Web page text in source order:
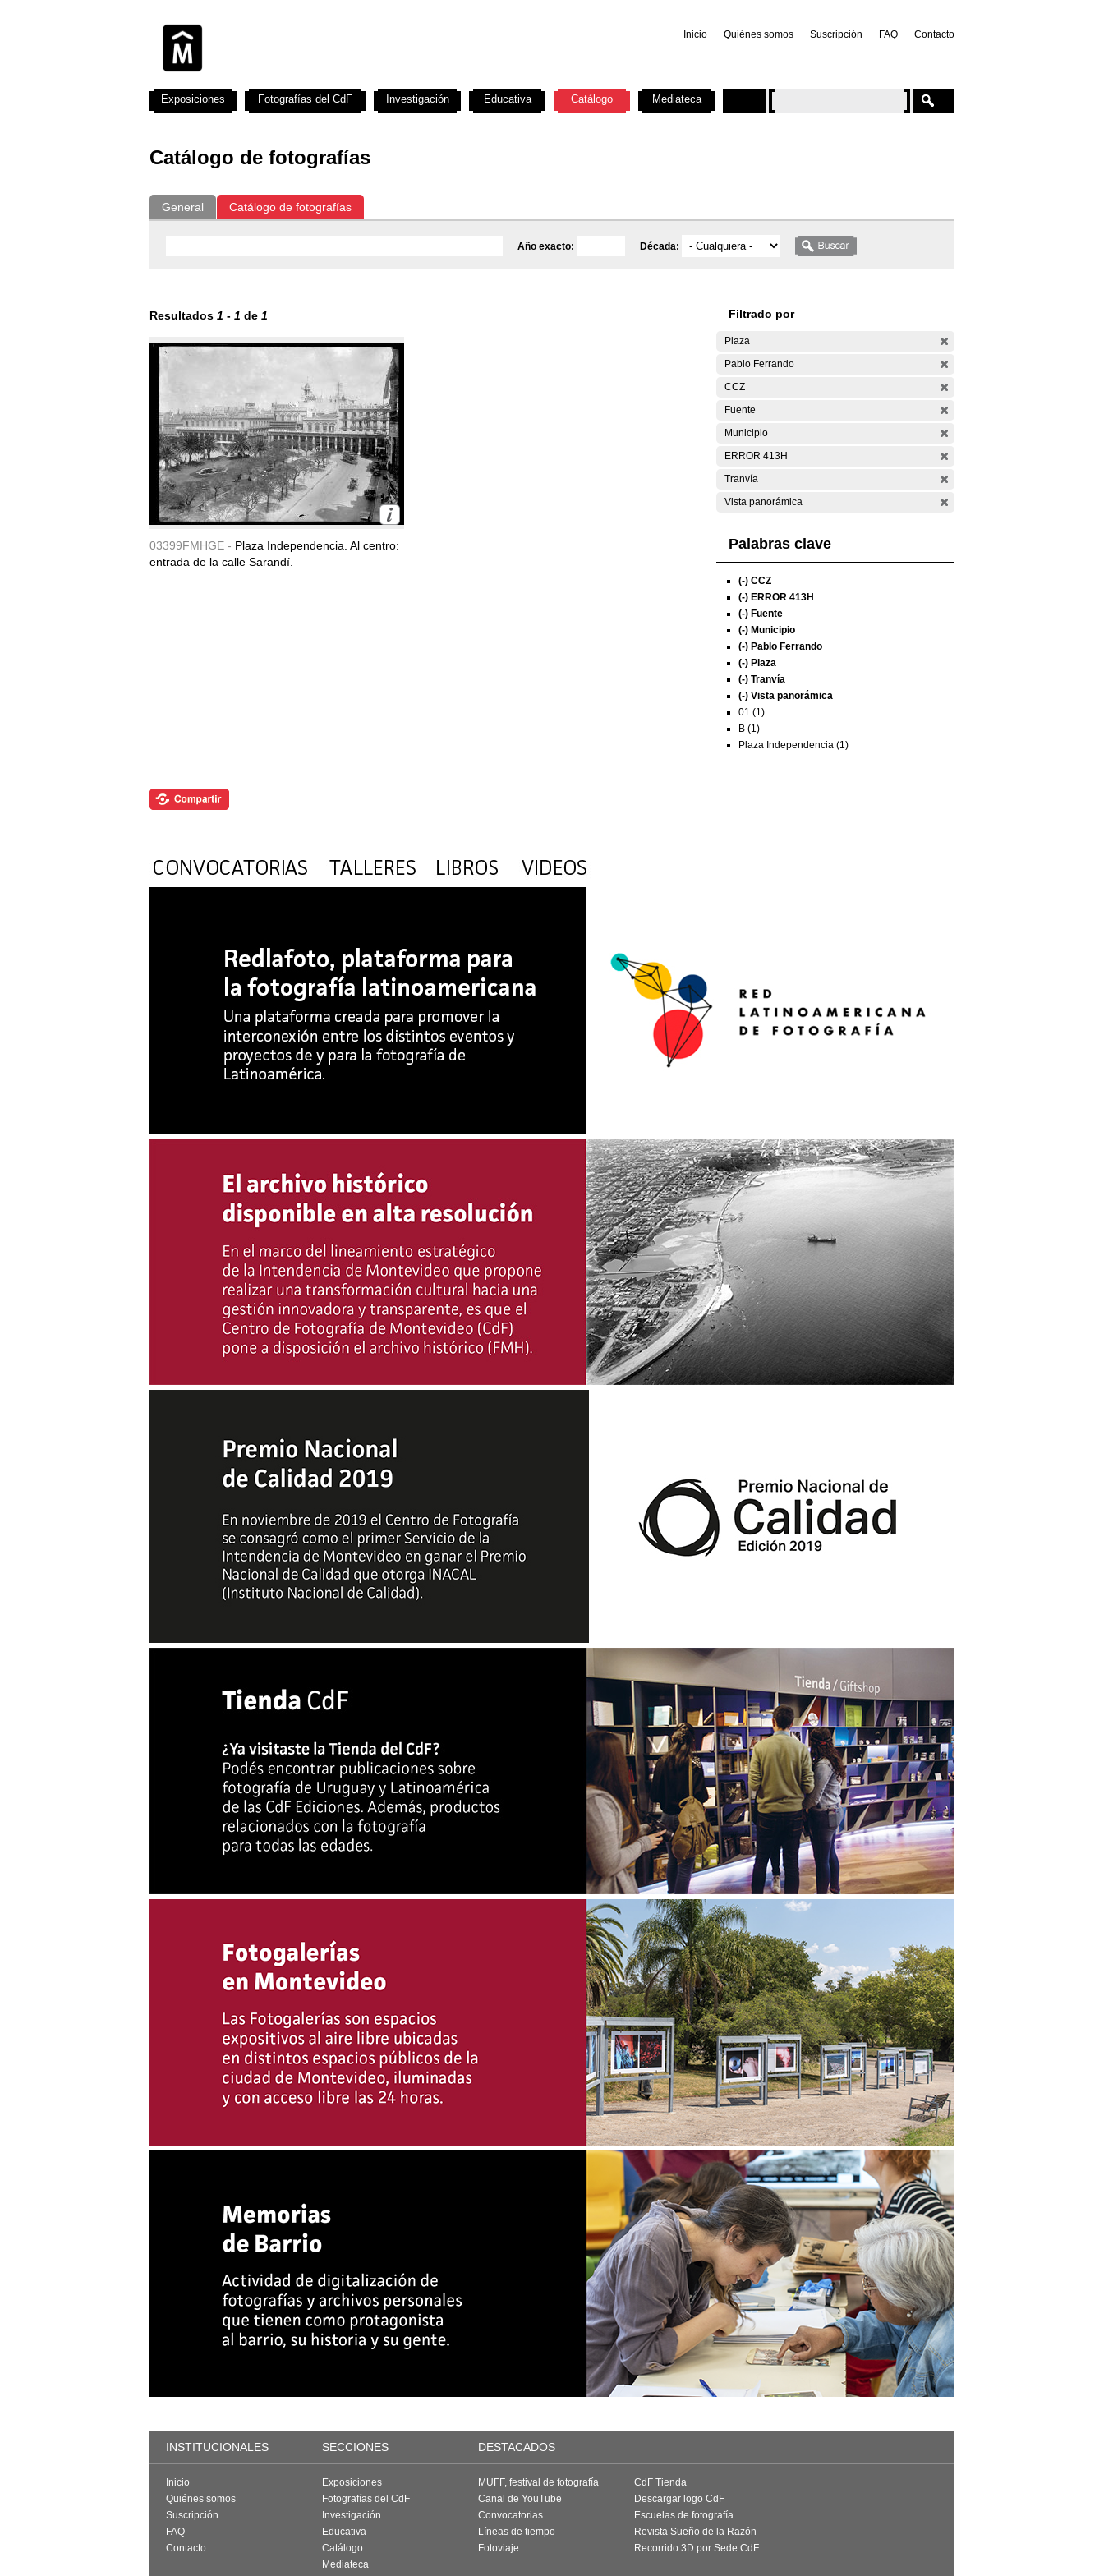
Inicio Quiénes somos Suscripción FAQ Contacto
Catálogo de fotografías
General Catálogo de fotografías
Año exacto: Década:
Resultados 1 - 1 de 1
03399FMHGE - Plaza Independencia. Al centro:
entrada de la calle Sarandí.
Filtrado por
Plaza
Pablo Ferrando
CCZ
Fuente
Municipio
ERROR 413H
Tranvía
Vista panorámica
Palabras clave
(-) CCZ
(-) ERROR 413H
(-) Fuente
(-) Municipio
(-) Pablo Ferrando
(-) Plaza
(-) Tranvía
(-) Vista panorámica
01 (1)
B (1)
Plaza Independencia (1)
Exposiciones Fotografías del CdF Investigación Educativa Catálogo Mediateca
INSTITUCIONALES SECCIONES DESTACADOS
Inicio
Quiénes somos
Suscripción
FAQ
Contacto
Exposiciones
Fotografías del CdF
Investigación
Educativa
Catálogo
Mediateca
MUFF, festival de fotografía
Canal de YouTube
Convocatorias
Líneas de tiempo
Fotoviaje
CdF Tienda
Descargar logo CdF
Escuelas de fotografía
Revista Sueño de la Razón
Recorrido 3D por Sede CdF